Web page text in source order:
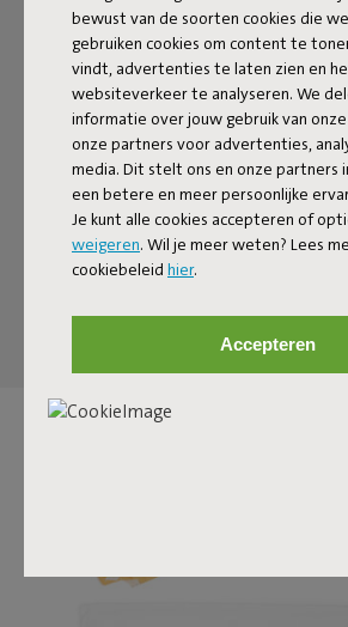
bewust van de soorten cookies die
gebruiken cookies om content te
vindt, advertenties te laten zien en
websiteverkeer te analyseren. We
informatie over jouw gebruik van
onze partners voor advertenties,
media. Dit stelt ons en onze partners
een betere en meer persoonlijke
Je kunt alle cookies accepteren of
weigeren. Wil je meer weten? Lees
cookiebeleid hier.
Accepteren
TWIST
De Pensol is allesbehalve een
dikke knipoog naar de punt van een
Fatboy een flinke dosis retro naar
flappen – geïnspireerd op
namelijk die klassieke twist aan 't
wilt lezen, loungen of tafelen met 'n
oversized Pensol geeft genoeg
vrienden. Het is 'n parasol die doet
maar dan met alle moderne